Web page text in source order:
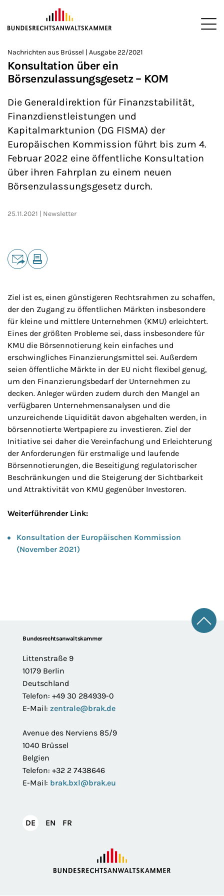
ZUM HAUPTINHALT SPRINGEN
Sie befinden sich hier:
>
Startseite
>
Newsroom
>
Newsletter
>
Nachrichten aus Brüssel
Nachrichten aus Brüssel | Ausgabe 22/2021
Konsultation über ein
Börsenzulassungsgesetz – KOM
Die Generaldirektion für Finanzstabilität,
Finanzdienstleistungen und
Kapitalmarktunion (DG FISMA) der
Europäischen Kommission führt bis zum 4.
Februar 2022 eine öffentliche Konsultation
über ihren Fahrplan zu einem neuen
Börsenzulassungsgesetz durch.
25.11.2021 Newsletter
Teilen
Ziel ist es, einen günstigeren Rechtsrahmen zu schaffen,
der den Zugang zu öffentlichen Märkten insbesondere
für kleine und mittlere Unternehmen (KMU) erleichtert.
Eines der größten Probleme sei, dass insbesondere für
KMU die Börsennotierung kein einfaches und
erschwingliches Finanzierungsmittel sei. Außerdem
seien öffentliche Märkte in der EU nicht flexibel genug,
um den Finanzierungsbedarf der Unternehmen zu
decken. Anleger würden zudem durch den Mangel an
verfügbaren Unternehmensanalysen und die
unzureichende Liquidität davon abgehalten werden, in
börsennotierte Wertpapiere zu investieren. Ziel der
Initiative sei daher die Vereinfachung und Erleichterung
der Anforderungen für erstmalige und laufende
Börsennotierungen, die Beseitigung regulatorischer
Beschränkungen und die Steigerung der Sichtbarkeit
und Attraktivität von KMU gegenüber Investoren.
Weiterführender Link:
Konsultation der Europäischen Kommission
(November 2021)
FooterBundesrechtsanwaltskammer
Littenstraße 9
10179 Berlin
Deutschland
Telefon: +49 30 284939-0
E-Mail: zentrale@brak.de
Avenue des Nerviens 85/9
1040 Brüssel
Belgien
Telefon: +32 2 7438646
E-Mail: brak.bxl@brak.eu
DEDeutsch
EN English
FR